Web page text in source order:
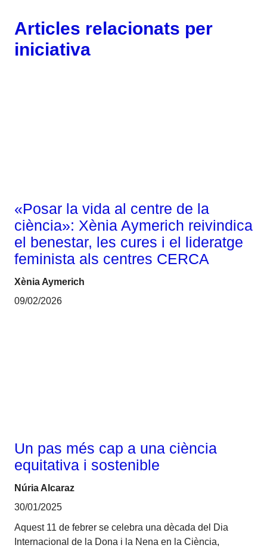
Articles relacionats per
iniciativa
«Posar la vida al centre de la
ciència»: Xènia Aymerich reivindica
el benestar, les cures i el lideratge
feminista als centres CERCA
Xènia Aymerich
09/02/2026
Un pas més cap a una ciència
equitativa i sostenible
Núria Alcaraz
30/01/2025
Aquest 11 de febrer se celebra una dècada del Dia
Internacional de la Dona i la Nena en la Ciència,